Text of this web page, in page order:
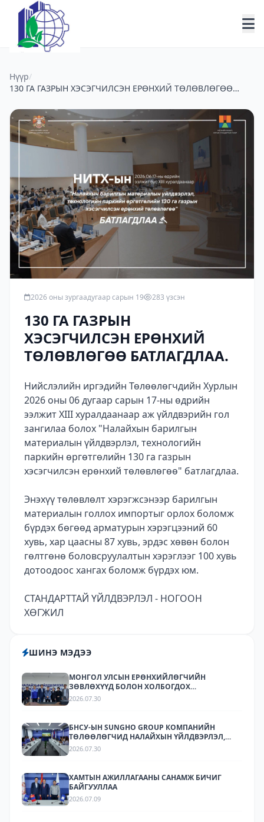
Нүүр/
130 ГА ГАЗРЫН ХЭСЭГЧИЛСЭН ЕРӨНХИЙ ТӨЛӨВЛӨГӨӨ
2026 оны зургаадугаар сарын 19 283 үзсэн
130 ГА ГАЗРЫН
ХЭСЭГЧИЛСЭН ЕРӨНХИЙ
ТӨЛӨВЛӨГӨӨ БАТЛАГДЛАА.
Нийслэлийн иргэдийн Төлөөлөгчдийн Хурлын
2026 оны 06 дугаар сарын 17-ны өдрийн
ээлжит XIII хуралдаанаар аж үйлдвэрийн гол
зангилаа болох "Налайхын барилгын
материалын үйлдвэрлэл, технологийн
паркийн өргөтгөлийн 130 га газрын
хэсэгчилсэн ерөнхий төлөвлөгөө" батлагдлаа.
Энэхүү төлөвлөлт хэрэгжсэнээр барилгын
материалын голлох импортыг орлох боломж
бүрдэх бөгөөд арматурын хэрэгцээний 60
хувь, хар цаасны 87 хувь, эрдэс хөвөн болон
гөлтгөнө боловсруулалтын хэрэглээг 100 хувь
дотоодоос хангах боломж бүрдэх юм.
СТАНДАРТТАЙ ҮЙЛДВЭРЛЭЛ - НОГООН
ХӨГЖИЛ
ШИНЭ МЭДЭЭ
МОНГОЛ УЛСЫН ЕРӨНХИЙЛӨГЧИЙН
ЗӨВЛӨХҮҮД БОЛОН ХОЛБОГДОХ
БАЙГУУЛЛАГУУДЫН ТӨЛӨӨЛӨЛ НАЛАЙХЫН
2026.07.30
БНСУ-ЫН SUNGHO GROUP КОМПАНИЙН
ТӨЛӨӨЛӨГЧИД НАЛАЙХЫН ҮЙЛДВЭРЛЭЛ,
ТЕХНОЛОГИЙН ПАРКТ АЖИЛЛАЛАА.
2026.07.30
ХАМТЫН АЖИЛЛАГААНЫ САНАМЖ БИЧИГ
БАЙГУУЛЛАА
2026.07.09